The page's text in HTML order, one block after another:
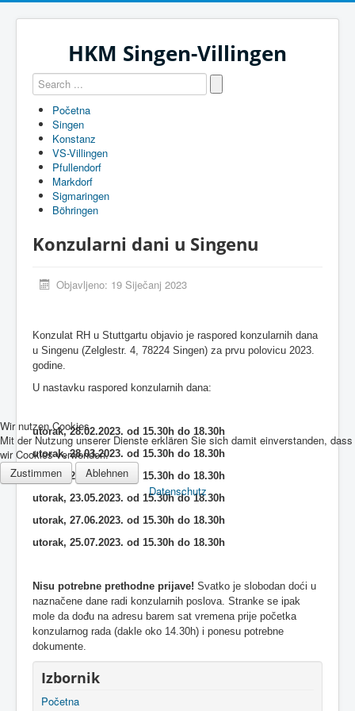
HKM Singen-Villingen
Početna
Singen
Konstanz
VS-Villingen
Pfullendorf
Markdorf
Sigmaringen
Böhringen
Konzularni dani u Singenu
Objavljeno: 19 Siječanj 2023
Konzulat RH u Stuttgartu objavio je raspored konzularnih dana
u Singenu (Zelglestr. 4, 78224 Singen) za prvu polovicu 2023.
godine.
U nastavku raspored konzularnih dana:
utorak, 28.02.2023. od 15.30h do 18.30h
utorak, 28.03.2023. od 15.30h do 18.30h
utorak, 25.04.2023. od 15.30h do 18.30h
utorak, 23.05.2023. od 15.30h do 18.30h
utorak, 27.06.2023. od 15.30h do 18.30h
utorak, 25.07.2023. od 15.30h do 18.30h
Nisu potrebne prethodne prijave! Svatko je slobodan doći u
naznačene dane radi konzularnih poslova. Stranke se ipak
mole da dođu na adresu barem sat vremena prije početka
konzularnog rada (dakle oko 14.30h) i ponesu potrebne
dokumente.
Izbornik
Početna
Wir nutzen Cookies
Mit der Nutzung unserer Dienste erklären Sie sich damit einverstanden, dass
wir Cookies verwenden.
Zustimmen
Ablehnen
Datenschutz